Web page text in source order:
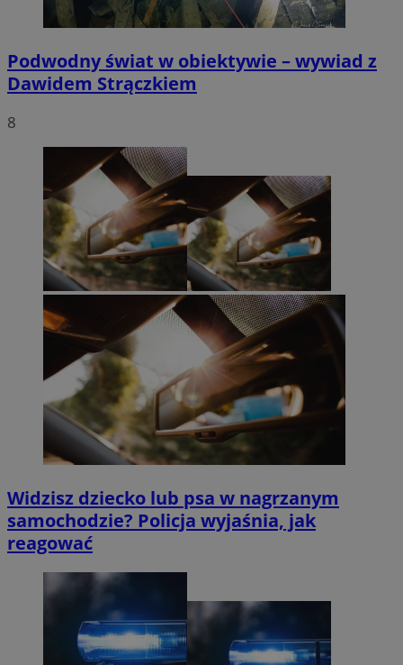
Podwodny świat w obiektywie – wywiad z
Dawidem Strączkiem
8
Widzisz dziecko lub psa w nagrzanym
samochodzie? Policja wyjaśnia, jak
reagować